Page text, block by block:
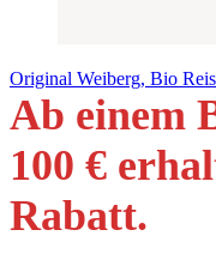
Original Weiberg, Bio
Ab einem
100 €
Rabatt.